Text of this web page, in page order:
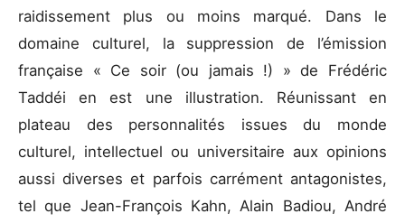
raidissement plus ou moins marqué. Dans le
domaine culturel, la suppression de l’émission
française « Ce soir (ou jamais !) » de Frédéric
Taddéi en est une illustration. Réunissant en
plateau des personnalités issues du monde
culturel, intellectuel ou universitaire aux opinions
aussi diverses et parfois carrément antagonistes,
tel que Jean-François Kahn, Alain Badiou, André